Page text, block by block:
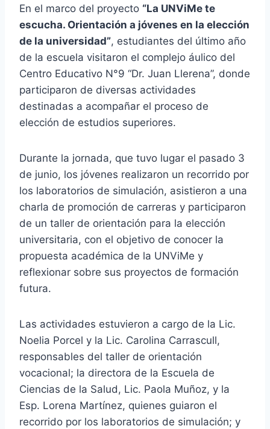
En el marco del proyecto “La UNViMe te
escucha. Orientación a jóvenes en la elección
de la universidad”, estudiantes del último año
de la escuela visitaron el complejo áulico del
Centro Educativo N°9 “Dr. Juan Llerena”, donde
participaron de diversas actividades
destinadas a acompañar el proceso de
elección de estudios superiores.
Durante la jornada, que tuvo lugar el pasado 3
de junio, los jóvenes realizaron un recorrido por
los laboratorios de simulación, asistieron a una
charla de promoción de carreras y participaron
de un taller de orientación para la elección
universitaria, con el objetivo de conocer la
propuesta académica de la UNViMe y
reflexionar sobre sus proyectos de formación
futura.
Las actividades estuvieron a cargo de la Lic.
Noelia Porcel y la Lic. Carolina Carrascull,
responsables del taller de orientación
vocacional; la directora de la Escuela de
Ciencias de la Salud, Lic. Paola Muñoz, y la
Esp. Lorena Martínez, quienes guiaron el
recorrido por los laboratorios de simulación; y